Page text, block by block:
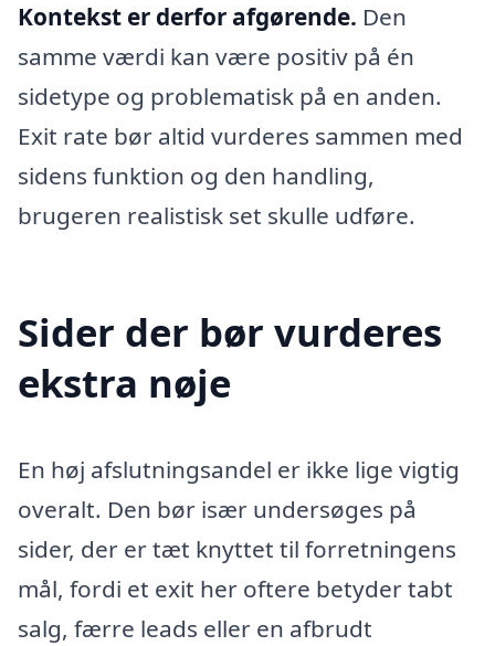
Kontekst er derfor afgørende. Den
samme værdi kan være positiv på én
sidetype og problematisk på en anden.
Exit rate bør altid vurderes sammen med
sidens funktion og den handling,
brugeren realistisk set skulle udføre.
Sider der bør vurderes
ekstra nøje
En høj afslutningsandel er ikke lige vigtig
overalt. Den bør især undersøges på
sider, der er tæt knyttet til forretningens
mål, fordi et exit her oftere betyder tabt
salg, færre leads eller en afbrudt